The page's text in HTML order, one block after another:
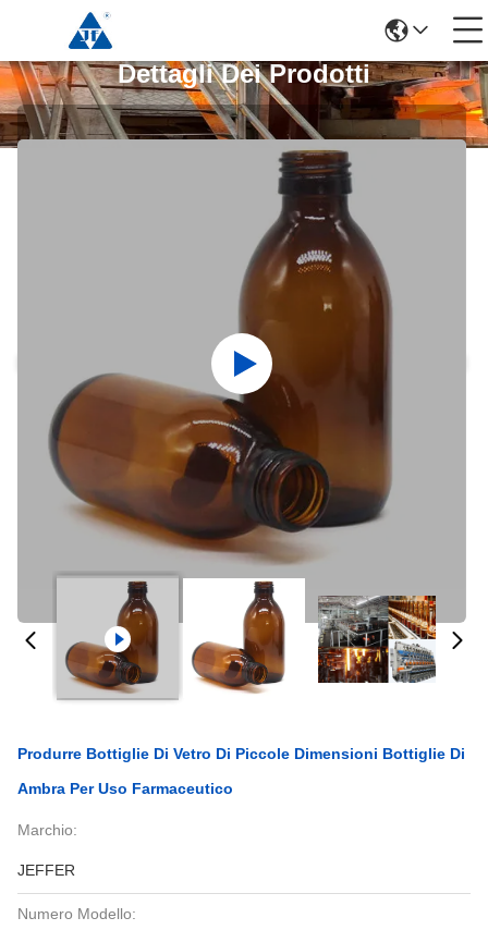
Dettagli Dei Prodotti
Produrre Bottiglie Di Vetro Di Piccole Dimensioni Bottiglie Di
Ambra Per Uso Farmaceutico
Marchio:
JEFFER
Numero Modello: